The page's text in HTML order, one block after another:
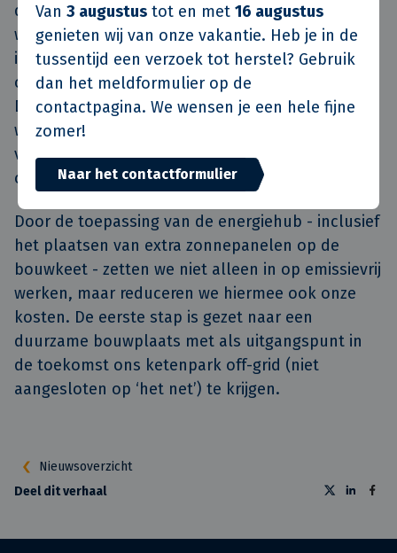
Van 3 augustus tot en met 16 augustus
genieten wij van onze vakantie. Heb je in de
tussentijd een verzoek tot herstel? Gebruik
dan het meldformulier op de
contactpagina. We wensen je een hele fijne
zomer!
Naar het contactformulier
de opslag van zon- en windenergie. In Nederland
waait het over het algemeen dagelijks. Het
inzetten van windwokkels verspreidt de
opbrengst van groene energie over de hele dag.
Door de 42 zonnepanelen en 3 windwokkels
wekken we altijd energie op. Aan het opladen
van je elektrische auto is ook gedacht; er is een
oplaadstation aanwezig in de container.
Door de toepassing van de energiehub - inclusief
het plaatsen van extra zonnepanelen op de
bouwkeet - zetten we niet alleen in op emissievrij
werken, maar reduceren we hiermee ook onze
kosten. De eerste stap is gezet naar een
duurzame bouwplaats met als uitgangspunt in
de toekomst ons ketenpark off-grid (niet
aangesloten op ‘het net’) te krijgen.
Nieuwsoverzicht
Deel dit verhaal